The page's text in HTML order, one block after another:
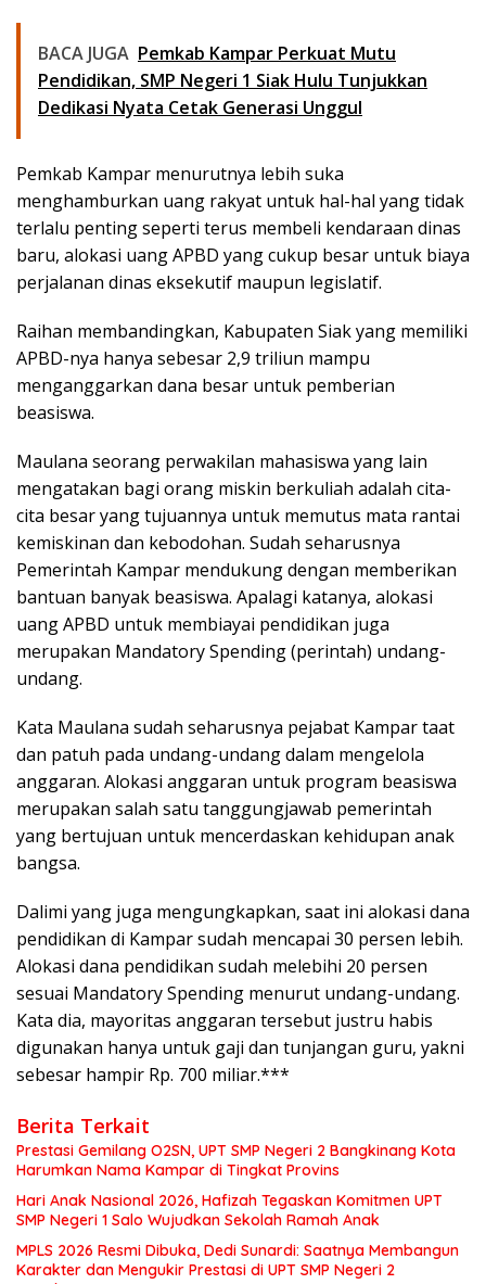
BACA JUGA Pemkab Kampar Perkuat Mutu
Pendidikan, SMP Negeri 1 Siak Hulu Tunjukkan
Dedikasi Nyata Cetak Generasi Unggul
Pemkab Kampar menurutnya lebih suka
menghamburkan uang rakyat untuk hal-hal yang tidak
terlalu penting seperti terus membeli kendaraan dinas
baru, alokasi uang APBD yang cukup besar untuk biaya
perjalanan dinas eksekutif maupun legislatif.
Raihan membandingkan, Kabupaten Siak yang memiliki
APBD-nya hanya sebesar 2,9 triliun mampu
menganggarkan dana besar untuk pemberian
beasiswa.
Maulana seorang perwakilan mahasiswa yang lain
mengatakan bagi orang miskin berkuliah adalah cita-
cita besar yang tujuannya untuk memutus mata rantai
kemiskinan dan kebodohan. Sudah seharusnya
Pemerintah Kampar mendukung dengan memberikan
bantuan banyak beasiswa. Apalagi katanya, alokasi
uang APBD untuk membiayai pendidikan juga
merupakan Mandatory Spending (perintah) undang-
undang.
Kata Maulana sudah seharusnya pejabat Kampar taat
dan patuh pada undang-undang dalam mengelola
anggaran. Alokasi anggaran untuk program beasiswa
merupakan salah satu tanggungjawab pemerintah
yang bertujuan untuk mencerdaskan kehidupan anak
bangsa.
Dalimi yang juga mengungkapkan, saat ini alokasi dana
pendidikan di Kampar sudah mencapai 30 persen lebih.
Alokasi dana pendidikan sudah melebihi 20 persen
sesuai Mandatory Spending menurut undang-undang.
Kata dia, mayoritas anggaran tersebut justru habis
digunakan hanya untuk gaji dan tunjangan guru, yakni
sebesar hampir Rp. 700 miliar.***
Berita Terkait
Prestasi Gemilang O2SN, UPT SMP Negeri 2 Bangkinang Kota
Harumkan Nama Kampar di Tingkat Provins
Hari Anak Nasional 2026, Hafizah Tegaskan Komitmen UPT
SMP Negeri 1 Salo Wujudkan Sekolah Ramah Anak
MPLS 2026 Resmi Dibuka, Dedi Sunardi: Saatnya Membangun
Karakter dan Mengukir Prestasi di UPT SMP Negeri 2